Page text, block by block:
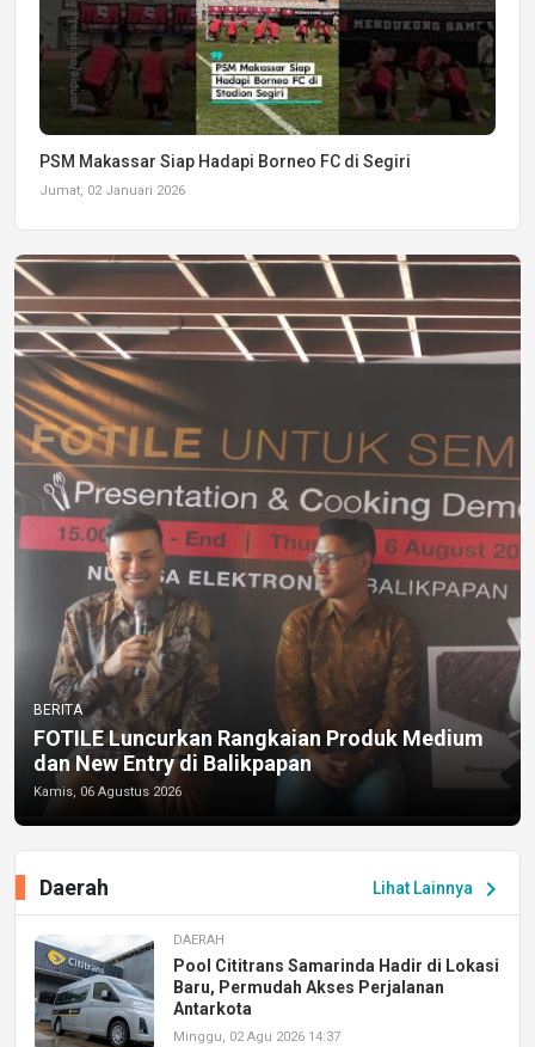
PSM Makassar Siap Hadapi Borneo FC di Segiri
Jumat, 02 Januari 2026
BERITA
FOTILE Luncurkan Rangkaian Produk Medium
dan New Entry di Balikpapan
Kamis, 06 Agustus 2026
Lihat Lainnya chevron_right
Daerah
DAERAH
Pool Cititrans Samarinda Hadir di Lokasi
Baru, Permudah Akses Perjalanan
Antarkota
Minggu, 02 Agu 2026 14:37